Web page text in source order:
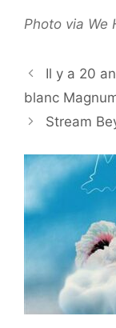
Photo via We
Il y a 20
blanc
Stream